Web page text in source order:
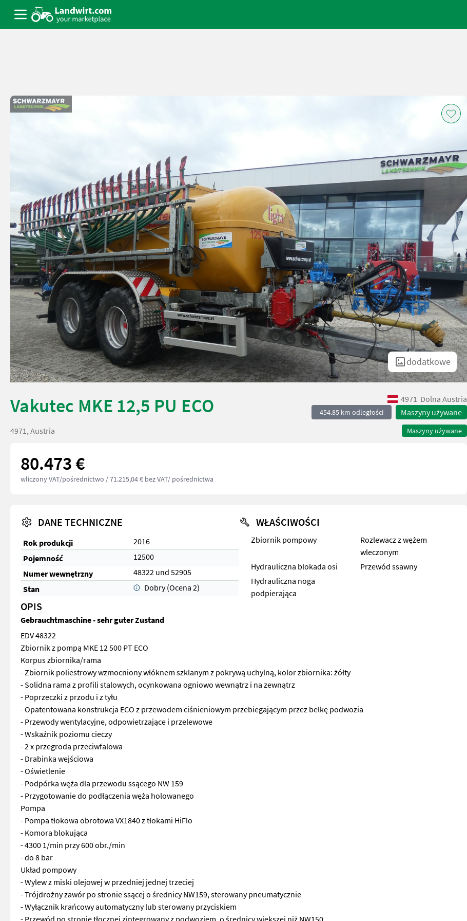
dodatkowe
Vakutec MKE 12,5 PU ECO 4971 Dolna Austria
454.85 km odległości Maszyny używane
Maszyny używane
4971, Austria
80.473 €
wliczony VAT/pośrednictwo / 71.215,04 € bez VAT/ pośrednictwa
DANE TECHNICZNE
Rok produkcji
2016
Pojemność
12500
Numer wewnętrzny
48322 und 52905
Stan
Dobry (Ocena 2)
WŁAŚCIWOŚCI
Zbiornik pompowy
Rozlewacz z wężem
wleczonym
Hydrauliczna blokada osi
Przewód ssawny
Hydrauliczna noga
podpierająca
OPIS
Gebrauchtmaschine - sehr guter Zustand
EDV 48322
Zbiornik z pompą MKE 12 500 PT ECO
Korpus zbiornika/rama
- Zbiornik poliestrowy wzmocniony włóknem szklanym z pokrywą uchylną, kolor zbiornika: żółty
- Solidna rama z profili stalowych, ocynkowana ogniowo wewnątrz i na zewnątrz
- Poprzeczki z przodu i z tyłu
- Opatentowana konstrukcja ECO z przewodem ciśnieniowym przebiegającym przez belkę podwozia
- Przewody wentylacyjne, odpowietrzające i przelewowe
- Wskaźnik poziomu cieczy
- 2 x przegroda przeciwfalowa
- Drabinka wejściowa
- Oświetlenie
- Podpórka węża dla przewodu ssącego NW 159
- Przygotowanie do podłączenia węża holowanego
Pompa
- Pompa tłokowa obrotowa VX1840 z tłokami HiFlo
- Komora blokująca
- 4300 1/min przy 600 obr./min
- do 8 bar
Układ pompowy
- Wylew z miski olejowej w przedniej jednej trzeciej
- Trójdrożny zawór po stronie ssącej o średnicy NW159, sterowany pneumatycznie
- Wyłącznik krańcowy automatyczny lub sterowany przyciskiem
- Przewód po stronie tłocznej zintegrowany z podwoziem, o średnicy większej niż NW150